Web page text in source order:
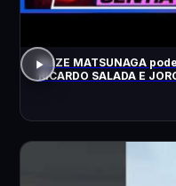
ELIZE MATSUNAGA
RICARDO SALADA E